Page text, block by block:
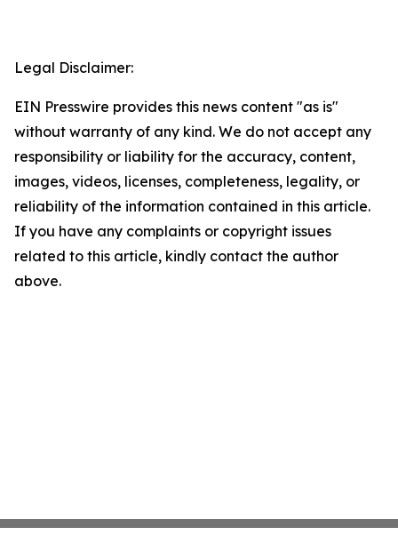
Legal Disclaimer:
EIN Presswire provides this news content "as is"
without warranty of any kind. We do not accept any
responsibility or liability for the accuracy, content,
images, videos, licenses, completeness, legality, or
reliability of the information contained in this article.
If you have any complaints or copyright issues
related to this article, kindly contact the author
above.